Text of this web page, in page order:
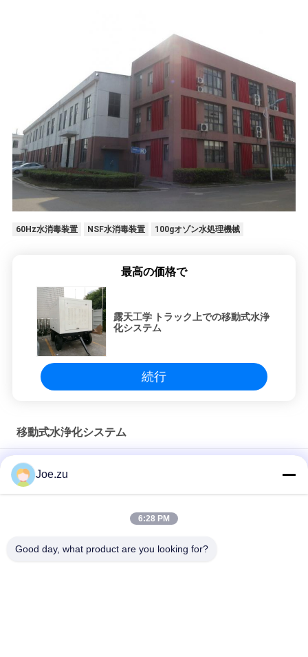
60Hz水消毒装置 NSF水消毒装置 100gオゾン水処理機械
最高の価格で
露天工学 トラック上での移動式水浄
化システム
続行
移動式水浄化システム
ホーム 窓の掃除のための移動式浄水システム
軽量 25L 移動式水浄化システム 露天キャンプ用
災害地域における緊急飲料水のための600L携帯移動式浄水シス
Joe.zu
6:28 PM
Good day, what product are you looking for?